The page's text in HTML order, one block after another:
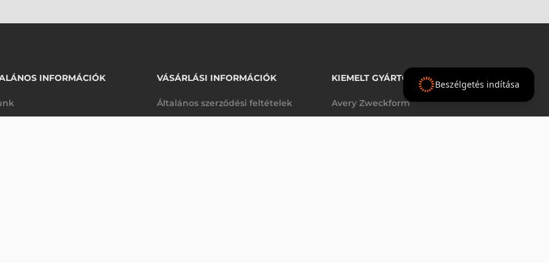
INFORMÁCIÓK VÁSÁRLÁSI INFORMÁCIÓK
Általános szerződési feltételek
KIEMELT GYÁRTÓINK
Avery Zweckform
Beszélgetés indítása